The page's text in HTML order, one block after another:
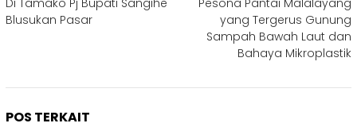
pos
Blusukan Pasar
yang Tergerus Gunung
Sampah Bawah Laut dan
Bahaya Mikroplastik
POS TERKAIT